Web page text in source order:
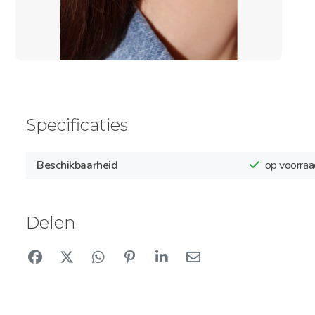
Specificaties
Beschikbaarheid op
Delen